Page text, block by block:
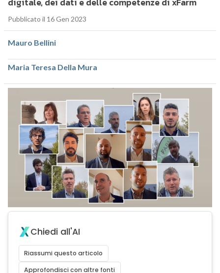
Pubblicato il 16 Gen 2023
Mauro Bellini
Maria Teresa Della Mura
Chiedi all'AI
Riassumi questo articolo
Approfondisci con altre fonti